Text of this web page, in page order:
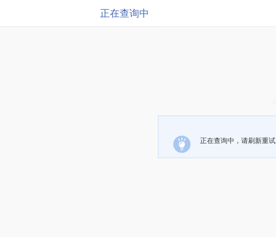
正在查询中
正在查询中，请刷新重试